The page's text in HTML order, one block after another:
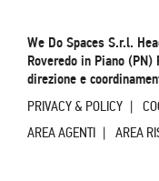
We Do Spaces S.r.l.
Roveredo in Piano (PN)
direzione e
PRIVACY & POLICY
AREA AGENTI
AREA